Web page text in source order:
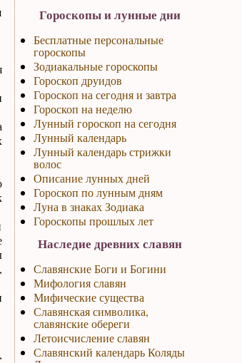
Гороскопы и лунные дни
Бесплатные персональные
гороскопы
Зодиакальные гороскопы
Гороскоп друидов
Гороскоп на сегодня и завтра
Гороскоп на неделю
Лунный гороскоп на сегодня
Лунный календарь
Лунный календарь стрижки
волос
Описание лунных дней
Гороскоп по лунным дням
Луна в знаках Зодиака
Гороскопы прошлых лет
Наследие древних славян
Славянские Боги и Богини
Мифология славян
Мифические существа
Славянская символика,
славянские обереги
Летоисчисление славян
Славянский календарь Коляды